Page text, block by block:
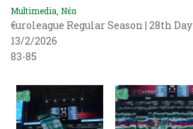
Multimedia Νέα
€uroleague Regular Season | 28th Day
13/2/2026
83-85